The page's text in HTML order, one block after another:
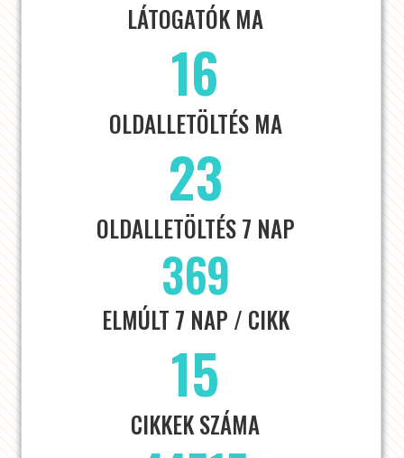
LÁTOGATÓK MA
16
OLDALLETÖLTÉS MA
23
OLDALLETÖLTÉS 7 NAP
369
ELMÚLT 7 NAP / CIKK
15
CIKKEK SZÁMA